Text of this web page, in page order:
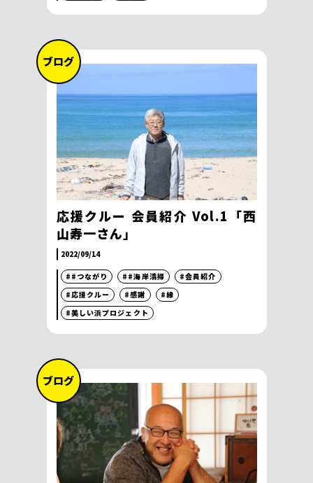
ブログ
応援クルー 会員紹介 Vol.1「西
山寿一さん」
2022/09/14
##つながり ##海岸清掃
#会員紹介
#応援クルー
#感謝
#縁
#美しい浜プロジェクト
ブログ